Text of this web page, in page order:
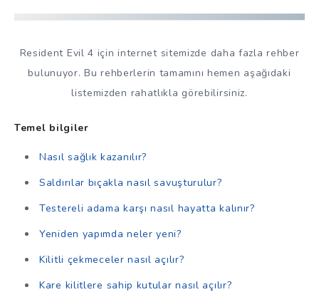
Resident Evil 4 için internet sitemizde daha fazla rehber
bulunuyor. Bu rehberlerin tamamını hemen aşağıdaki
listemizden rahatlıkla görebilirsiniz.
Temel bilgiler
Nasıl sağlık kazanılır?
Saldırılar bıçakla nasıl savuşturulur?
Testereli adama karşı nasıl hayatta kalınır?
Yeniden yapımda neler yeni?
Kilitli çekmeceler nasıl açılır?
Kare kilitlere sahip kutular nasıl açılır?